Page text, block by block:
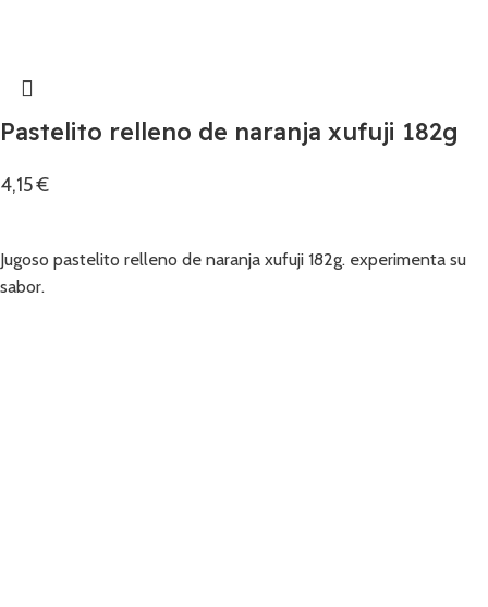
Pastelito relleno de naranja xufuji 182g
4,15€
Jugoso pastelito relleno de naranja xufuji 182g. experimenta su
sabor.